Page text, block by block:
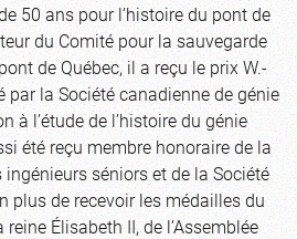
50 ans pour l’histoire du pont de
du Comité pour la sauvegarde
de Québec, il a reçu le prix W.-
par la Société canadienne de génie
à l’étude de l’histoire du génie
été reçu membre honoraire de la
séniors et de la Société
plus de recevoir les médailles du
Élisabeth II, de l’Assemblée